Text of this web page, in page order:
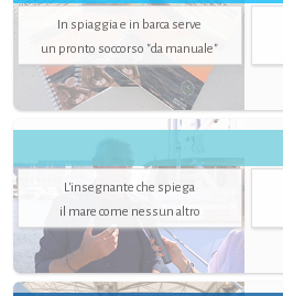
In spiaggia e in barca serve
un pronto soccorso "da manuale"
L'insegnante che spiega
il mare come nessun altro